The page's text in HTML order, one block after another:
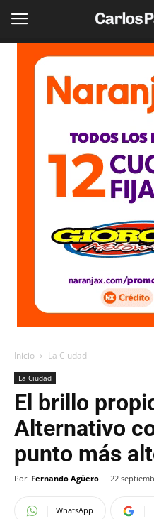
Inicio La Ciudad
La Ciudad
El brillo
Alternativo
punto más
Por Fernando Agüero - 22
WhatsApp